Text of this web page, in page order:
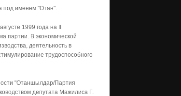
под именем "Отан".
1999 года на II
партии. В экономической
деятельность в
трудоспособного
"Отаншылдар/Партия
депутата Мажилиса Г.